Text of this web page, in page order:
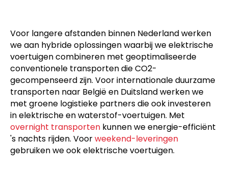
Voor langere afstanden binnen Nederland werken
we aan hybride oplossingen waarbij we elektrische
voertuigen combineren met geoptimaliseerde
conventionele transporten die CO2-
gecompenseerd zijn. Voor internationale duurzame
transporten naar België en Duitsland werken we
met groene logistieke partners die ook investeren
in elektrische en waterstof-voertuigen. Met
overnight transporten kunnen we energie-efficiënt
's nachts rijden. Voorweekend-leveringen
gebruiken we ook elektrische voertuigen.